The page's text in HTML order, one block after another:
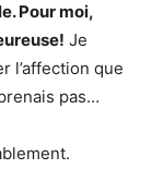
Pour moi,
Je
l’affection que
pas…